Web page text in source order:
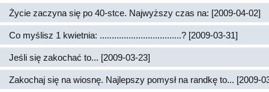
Życie zaczyna się po 40-stce. Najwyższy czas na: [2009-04-02]
Co myślisz 1 kwietnia: ..................................? [2009-03-31]
Jeśli się zakochać to... [2009-03-23]
Zakochaj się na wiosnę. Najlepszy pomysł na randkę to... [2009-